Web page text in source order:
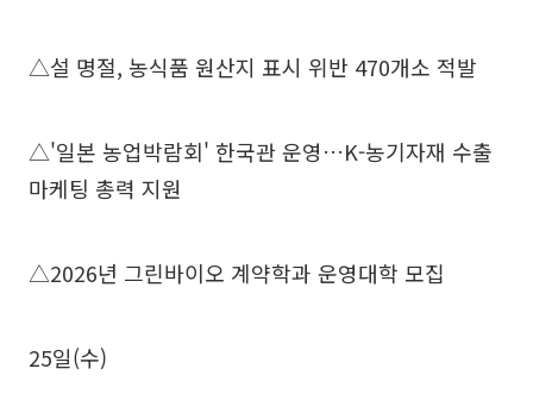
△설 명절, 농식품 원산지 표시 위반 470개소 적발
△'일본 농업박람회' 한국관 운영…K-농기자재 수출
마케팅 총력 지원
△2026년 그린바이오 계약학과 운영대학 모집
25일(수)